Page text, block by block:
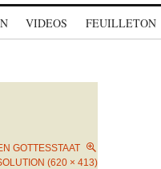
VIDEOS FEUILLETON
GOTTESSTAAT
(620 × 413)